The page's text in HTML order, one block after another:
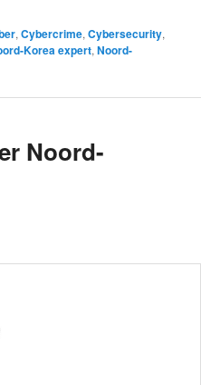
, Cybercrime, Cybersecurity,
Korea expert, Noord-
Noord-